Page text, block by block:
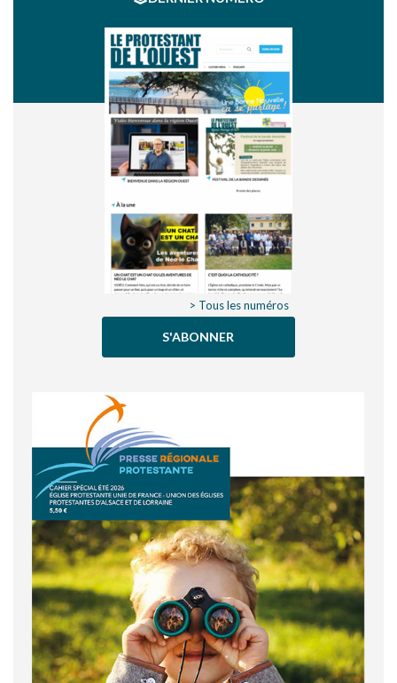
> Tous les numéros
S'ABONNER